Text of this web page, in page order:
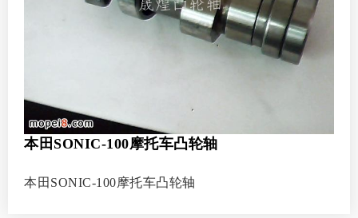
本田SONIC-100摩托车凸轮轴
本田SONIC-100摩托车凸轮轴